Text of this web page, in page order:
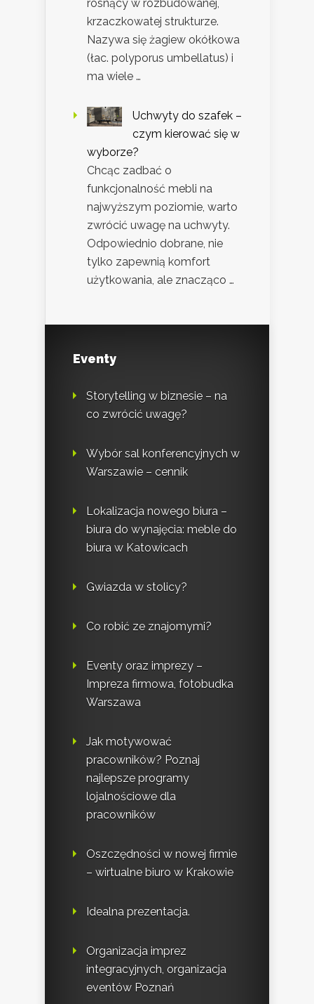
rosnący w rozbudowanej,
krzaczkowatej strukturze.
Nazywa się żagiew okółkowa
(łac. polyporus umbellatus) i
ma wiele …
Uchwyty do szafek –
czym kierować się w
wyborze?
Chcąc zadbać o
funkcjonalność mebli na
najwyższym poziomie, warto
zwrócić uwagę na uchwyty.
Odpowiednio dobrane, nie
tylko zapewnią komfort
użytkowania, ale znacząco …
Eventy
Storytelling w biznesie – na
co zwrócić uwagę?
Wybór sal konferencyjnych w
Warszawie – cennik
Lokalizacja nowego biura –
biura do wynajęcia: meble do
biura w Katowicach
Gwiazda w stolicy?
Co robić ze znajomymi?
Eventy oraz imprezy –
Impreza firmowa, fotobudka
Warszawa
Jak motywować
pracowników? Poznaj
najlepsze programy
lojalnościowe dla
pracowników
Oszczędności w nowej firmie
– wirtualne biuro w Krakowie
Idealna prezentacja.
Organizacja imprez
integracyjnych, organizacja
eventów Poznań